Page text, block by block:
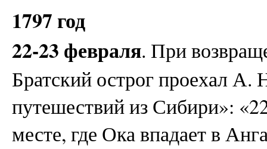
1797 год
22-23 февраля. При
Братский острог проехал
путешествий из Сибири»:
месте, где Ока впадает в